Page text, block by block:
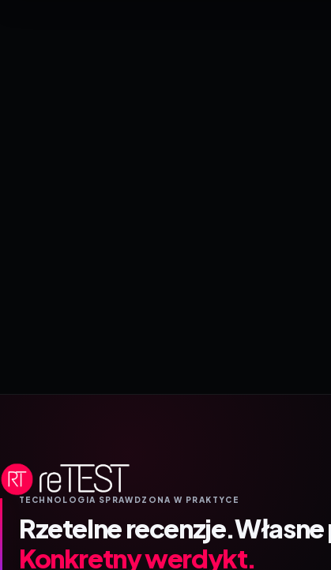
TECHNOLOGIA SPRAWDZONA W PRAKTYCE
Rzetelne recenzje.
Konkretny werdykt.